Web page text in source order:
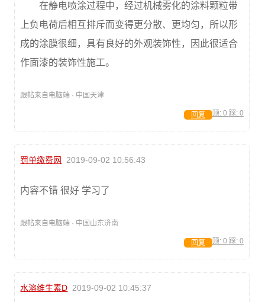
在静电喷涂过程中，经过机械雾化的涂料颗粒带
上负电荷后相互排斥而变得更分散、更均匀，所以形
成的涂膜很细，具有良好的外观装饰性，因此很适合
作面漆的装饰性施工。
跟帖来自电脑端 · 中国天津
顶: 0 踩: 0
回复
罚单缴费网 2019-09-02 10:56:43
内容不错 很好 学习了
跟帖来自电脑端 · 中国山东济南
顶: 0 踩: 0
回复
水溶维生素D 2019-09-02 10:45:37